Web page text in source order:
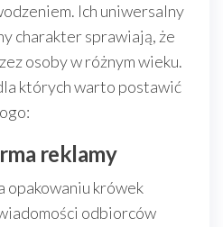
Ich uniwersalny
charakter sprawiają, że
osoby w różnym wieku.
których warto postawić
reklamy
opakowaniu krówek
odbiorców